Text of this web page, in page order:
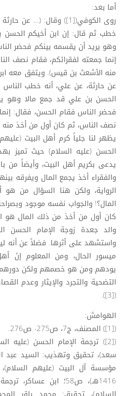
أما بعد:
روى الكوفي([1]) وقال: (...
خطب ثم قال: إن ابن أخيكم الحسن
وهو يريد أن يقسمه بينكم فحضر
إنما جمعته لفقرائكم، فقام نصف
عن حارثة، عن علي، أنه خطب الناس
الحسن بن علي قد جمع مالا وهو
فحضر الناس فقام الحسن، فقال:
نصف الناس، ثم كان أول من أخذ
يظهر لنا جلياً كرم أهل البيت
الحسن (عليه السلام) حيث تميز
يدعى بكريم أهل البيت، وأيضاً من
والفقراء أخذ يجمع المال ويفرقه
الرواية، ولكن هنا السؤال من
المال؟! والجواب نفسه موجود
كان أول من أخذ من ذلك المال
والد جعدة زوجة الإمام
واستشهد على أثرها. فضلاً عن أنه
ميسور الحال، ومن المعلوم إنَ
يودهم ومن هو خصمهم ولكن دورهم
التضحية والتجرد والإيثار وعدم
([3]).
الهوامش:
([1]) المصنف، ج7، ص275- ص276.
([2]) ترجمة الإمام الحسن (عليه
مؤسسة آل البيت (عليهم السلام)،
1416هـ)، ص58؛ ابن